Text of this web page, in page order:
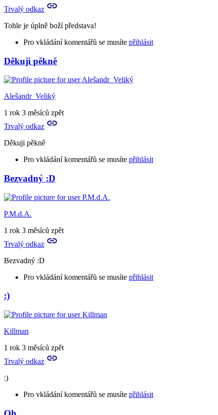
Trvalý odkaz
Tohle je úplně boží představa!
Pro vkládání komentářů se musíte přihlásit
Děkuji pěkně
Alešandr_Veliký
1 rok 3 měsíců zpět
Trvalý odkaz
Děkuji pěkně
Pro vkládání komentářů se musíte přihlásit
In
reply
to
Tohle
je
úplně
představa
Birute
Bezvadný :D
P.M.d.A.
1 rok 3 měsíců zpět
Trvalý odkaz
Bezvadný :D
Pro vkládání komentářů se musíte přihlásit
:)
Killman
1 rok 3 měsíců zpět
Trvalý odkaz
:)
Pro vkládání komentářů se musíte přihlásit